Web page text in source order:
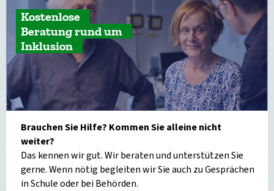
Kostenlose
Beratung rund um
Inklusion
Brauchen Sie Hilfe? Kommen Sie alleine nicht
weiter?
Das kennen wir gut. Wir beraten und unterstützen Sie
gerne. Wenn nötig begleiten wir Sie auch zu Gesprächen
in Schule oder bei Behörden.